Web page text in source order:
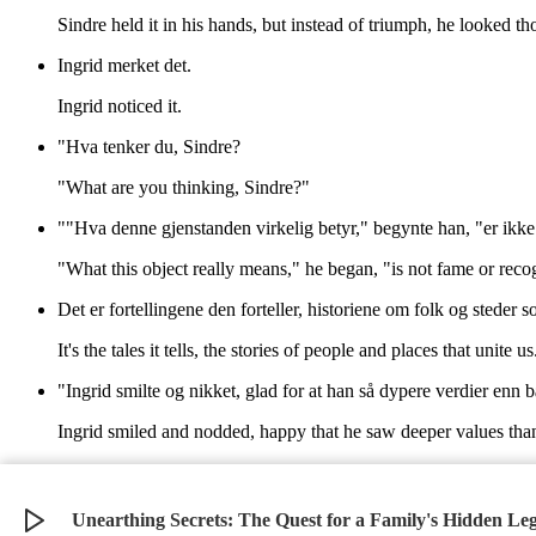
Unearthing Secrets: The Quest for a Family's Hidden
Sindre held it in his hands, but instead of triumph, he looked
Ingrid merket det.
Ingrid noticed it.
"Hva tenker du, Sindre?
"What are you thinking, Sindre?"
""Hva denne gjenstanden virkelig betyr," begynte han, "er
"What this object really means," he began, "is not fame or
Det er fortellingene den forteller, historiene om folk og steder
It's the tales it tells, the stories of people and places that unite
"Ingrid smilte og nikket, glad for at han så dypere verdier enn
Ingrid smiled and nodded, happy that he saw deeper values
Together they walked out into the evening sun, knowing well